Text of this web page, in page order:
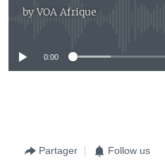
byVOA Afrique
No media source
0:00
Partager Follow us